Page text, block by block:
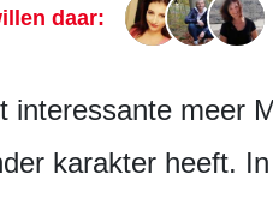
daar:
interessante meer
karakter heeft.